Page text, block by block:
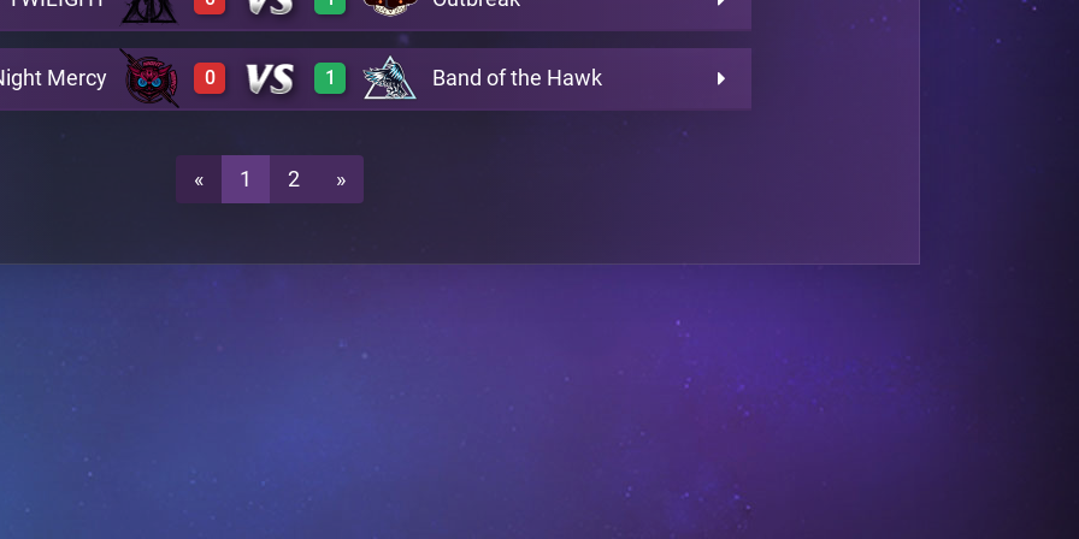
0 A21 3
0 A21 2
Mercy 0 Band of the Hawk
1
« 1 2 »